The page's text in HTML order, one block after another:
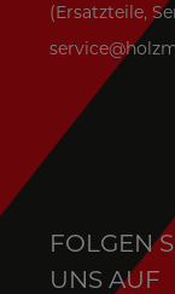
(Ersatzteile,
FOLGEN
UNS AUF